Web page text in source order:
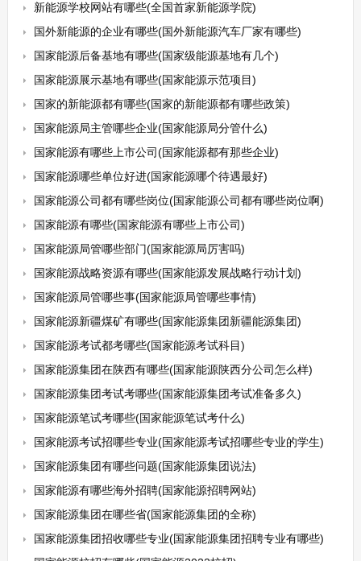
新能源学校网站有哪些(全国首家新能源学院)
国外新能源的企业有哪些(国外新能源汽车厂家有哪些)
国家能源后备基地有哪些(国家级能源基地有几个)
国家能源展示基地有哪些(国家能源示范项目)
国家的新能源都有哪些(国家的新能源都有哪些政策)
国家能源局主管哪些企业(国家能源局分管什么)
国家能源有哪些上市公司(国家能源都有那些企业)
国家能源哪些单位好进(国家能源哪个待遇最好)
国家能源公司都有哪些岗位(国家能源公司都有哪些岗位啊)
国家能源有哪些(国家能源有哪些上市公司)
国家能源局管哪些部门(国家能源局厉害吗)
国家能源战略资源有哪些(国家能源发展战略行动计划)
国家能源局管哪些事(国家能源局管哪些事情)
国家能源新疆煤矿有哪些(国家能源集团新疆能源集团)
国家能源考试都考哪些(国家能源考试科目)
国家能源集团在陕西有哪些(国家能源陕西分公司怎么样)
国家能源集团考试考哪些(国家能源集团考试准备多久)
国家能源笔试考哪些(国家能源笔试考什么)
国家能源考试招哪些专业(国家能源考试招哪些专业的学生)
国家能源集团有哪些问题(国家能源集团说法)
国家能源有哪些海外招聘(国家能源招聘网站)
国家能源集团在哪些省(国家能源集团的全称)
国家能源集团招收哪些专业(国家能源集团招聘专业有哪些)